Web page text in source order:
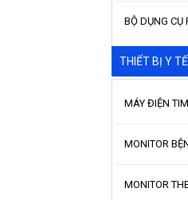
BỘ DỤNG CỤ
THIẾT BỊ Y
MÁY ĐIỆN
MONITOR
MONITOR